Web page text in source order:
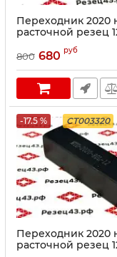
Переходник 2020
расточной резец
(круглое
800 680 руб
-17.5 % CT003320
Переходник 2020
расточной резец